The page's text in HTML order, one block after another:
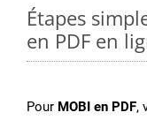
Étapes
en PDF en
Pour MOBI en PDF,